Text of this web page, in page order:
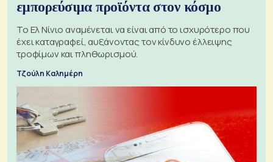
εμπορεύσιμα προϊόντα στον κόσμο
Το Ελ Νίνιο αναμένεται να είναι από το ισχυρότερο που
έχει καταγραφεί, αυξάνοντας τον κίνδυνο έλλειψης
τροφίμων και πληθωρισμού.
Τζούλη Καλημέρη